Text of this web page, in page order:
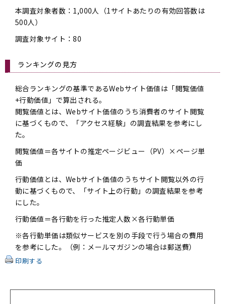
本調査対象者数：1,000人（1サイトあたりの有効回答数は
500人）
調査対象サイト：80
ランキングの見方
総合ランキングの基準であるWebサイト価値は「閲覧価値
+行動価値」で算出される。
閲覧価値とは、Webサイト価値のうち消費者のサイト閲覧
に基づくもので、「アクセス経験」の調査結果を参考にし
た。
閲覧価値＝各サイトの推定ページビュー（PV）×ページ単
価
行動価値とは、Webサイト価値のうちサイト閲覧以外の行
動に基づくもので、「サイト上の行動」の調査結果を参考
にした。
行動価値＝各行動を行った推定人数×各行動単価
※各行動単価は類似サービスを別の手段で行う場合の費用
を参考にした。（例：メールマガジンの場合は郵送費）
印刷する